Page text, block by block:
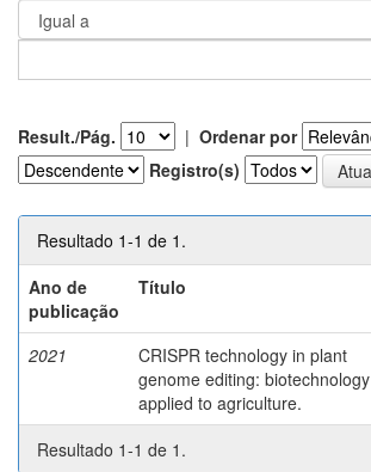
Result./Pág. | Ordenar por
Registro(s)
Resultado 1-1 de 1.
Ano de
publicação
Título
2021
CRISPR technology in plant
genome editing: biotechnology
applied to agriculture.
Resultado 1-1 de 1.